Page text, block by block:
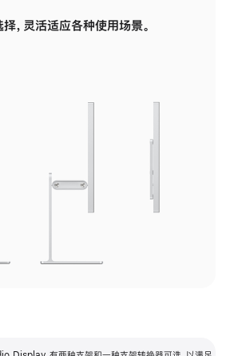
，灵活适应各种使用场景。